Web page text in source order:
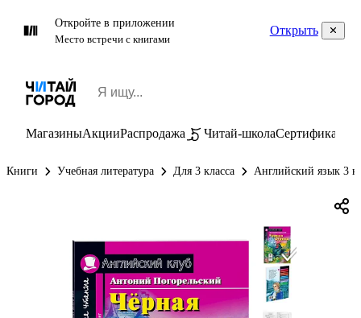
Откройте в приложении
Место встречи с книгами
Открыть
МагазиныАкцииРаспродажа Читай-школаСертификаты
Книги Учебная литература Для 3 класса Английский язык 3